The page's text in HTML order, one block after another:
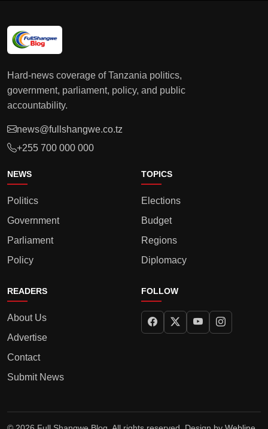
Hard-news coverage of Tanzania politics,
government, parliament, policy, and public
accountability.
news@fullshangwe.co.tz
+255 700 000 000
NEWS
Politics
Government
Parliament
Policy
TOPICS
Elections
Budget
Regions
Diplomacy
READERS
About Us
Advertise
Contact
Submit News
FOLLOW